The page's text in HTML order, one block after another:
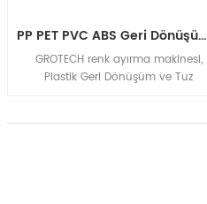
PP PET PVC ABS Geri Dönüşüm Plastik Ayırma Makinesi
GROTECH renk ayırma makinesi,
Plastik Geri Dönüşüm ve Tuz